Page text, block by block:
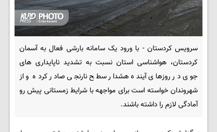
سرویس کردستان - با ورود یک سامانه بارشی فعال به آسمان
کردستان، هواشناسی استان نسبت به تشدید ناپایداری های
جوی در روزهای آینده هشدار سطح نارنجی صادر کرده و از
شهروندان خواسته است برای مواجهه با شرایط زمستانی پیش رو
آمادگی لازم را داشته باشند.